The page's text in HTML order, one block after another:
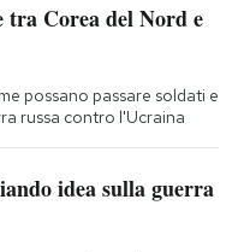
Corea del Nord e
possano passare soldati e
russa contro l'Ucraina
idea sulla guerra